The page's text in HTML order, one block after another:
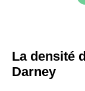
La densité
Darney